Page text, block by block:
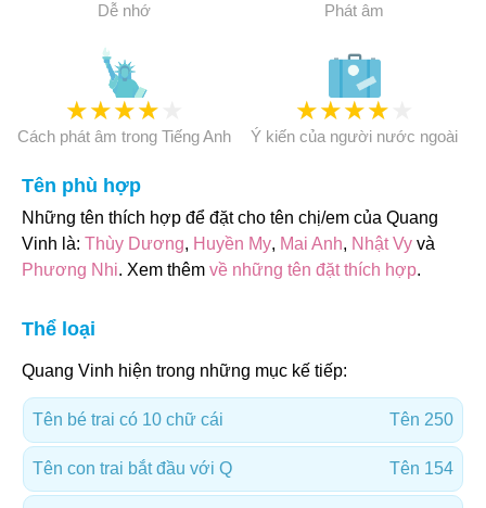
Dễ nhớ Phát âm
★★★★
Cách phát âm trong Tiếng Anh
★★★★
Ý kiến của người nước ngoài
Tên phù hợp
Những tên thích hợp để đặt cho tên chị/em của Quang
Vinh là: Thùy Dương, Huyền My, Mai Anh, Nhật Vy và
Phương Nhi. Xem thêm về những tên đặt thích hợp.
Thể loại
Quang Vinh hiện trong những mục kế tiếp:
Tên bé trai có 10 chữ cái Tên 250
Tên con trai bắt đầu với Q Tên 154